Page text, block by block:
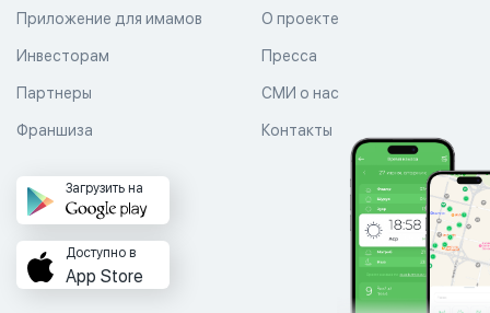
Приложение для имамов О проекте
Пресса
СМИ о нас
Контакты
Инвесторам
Партнеры
Франшиза
Загрузить на
Доступно в
App Store